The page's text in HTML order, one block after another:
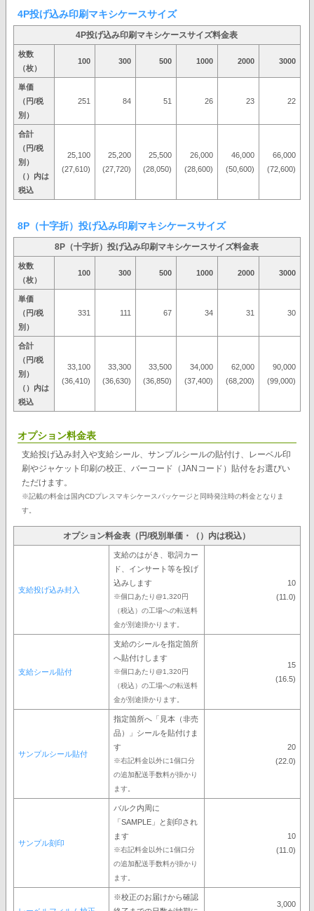
4P投げ込み印刷マキシケースサイズ
4P投げ込み印刷マキシケースサイズ料金表
枚数
（枚）
100 300 500 1000 2000 3000
単価
（円/税
別）
251 84 51 26 23 22
合計
（円/税
別）
（）内は
税込
25,100
(27,610)
25,200
(27,720)
25,500
(28,050)
26,000
(28,600)
46,000
(50,600)
66,000
(72,600)
8P（十字折）投げ込み印刷マキシケースサイズ
8P（十字折）投げ込み印刷マキシケースサイズ料金表
枚数
（枚）
100 300 500 1000 2000 3000
単価
（円/税
別）
331 111 67 34 31 30
合計
（円/税
別）
（）内は
税込
33,100
(36,410)
33,300
(36,630)
33,500
(36,850)
34,000
(37,400)
62,000
(68,200)
90,000
(99,000)
オプション料金表
支給投げ込み封入や支給シール、サンプルシールの貼付け、レーベル印
刷やジャケット印刷の校正、バーコード（JANコード）貼付をお選びい
ただけます。
※記載の料金は国内CDプレスマキシケースパッケージと同時発注時の料金となりま
す。
オプション料金表（円/税別単価・（）内は税込）
支給投げ込み封入
支給のはがき、歌詞カー
ド、インサート等を投げ
込みします
※個口あたり@1,320円
（税込）の工場への転送料
金が別途掛かります。
10
(11.0)
支給シール貼付
支給のシールを指定箇所
へ貼付けします
※個口あたり@1,320円
（税込）の工場への転送料
金が別途掛かります。
15
(16.5)
サンプルシール貼付
指定箇所へ「見本（非売
品）」シールを貼付けま
す
※右記料金以外に1個口分
の追加配送手数料が掛かり
ます。
20
(22.0)
サンプル刻印
バルク内周に
「SAMPLE」と刻印され
ます
※右記料金以外に1個口分
の追加配送手数料が掛かり
ます。
10
(11.0)
※校正のお届けから確認
3,000